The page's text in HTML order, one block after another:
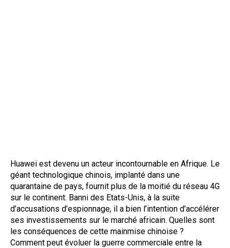
Huawei est devenu un acteur incontournable en Afrique. Le
géant technologique chinois, implanté dans une
quarantaine de pays, fournit plus de la moitié du réseau 4G
sur le continent. Banni des Etats-Unis, à la suite
d’accusations d’espionnage, il a bien l’intention d’accélérer
ses investissements sur le marché africain. Quelles sont
les conséquences de cette mainmise chinoise ?
Comment peut évoluer la guerre commerciale entre la